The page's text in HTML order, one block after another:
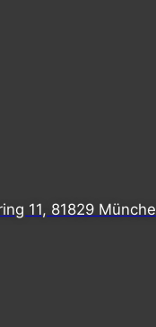
11, 81829